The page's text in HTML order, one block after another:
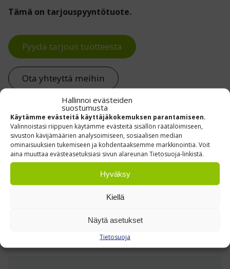
Hallinnoi evästeiden
suostumusta
Käytämme evästeitä käyttäjäkokemuksen parantamiseen.
Valinnoistasi riippuen käytämme evästeitä sisällön räätälöimiseen,
sivuston kävijämäärien analysoimiseen, sosiaalisen median
ominaisuuksien tukemiseen ja kohdentaaksemme markkinointia. Voit
aina muuttaa evästeasetuksiasi sivun alareunan Tietosuoja-linkistä.
Hyväksy
Kiellä
Näytä asetukset
Tietosuoja
Tämä on tarjouspyyntötuote.
Pyydä tarjous tuotteesta
Ota yhteyttä meihin
TUTUSTU REFERENSSEIHIMME »